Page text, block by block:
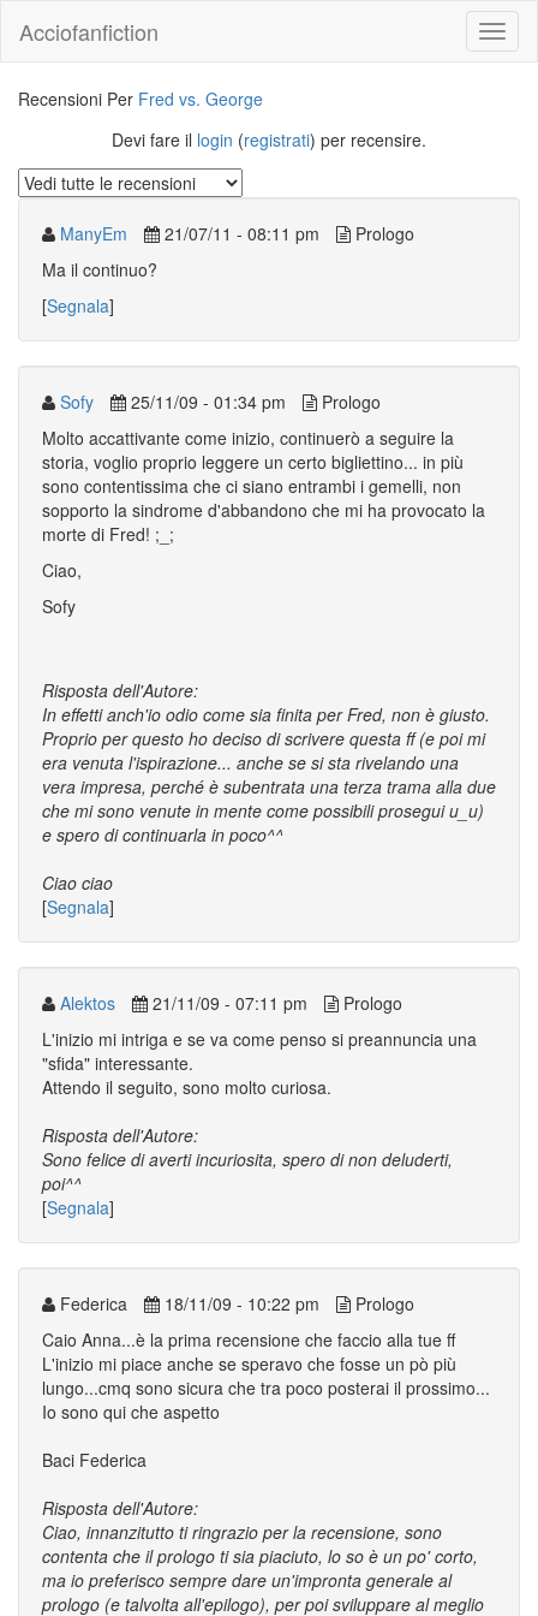
Acciofanfiction
Recensioni Per Fred vs. George
Devi fare il login (registrati) per recensire.
ManyEm 21/07/11 - 08:11 pm
Prologo
Ma il continuo?
[Segnala]
Sofy 25/11/09 - 01:34 pm
Prologo
Molto accattivante come inizio, continuerò a seguire la
storia, voglio proprio leggere un certo bigliettino... in più
sono contentissima che ci siano entrambi i gemelli, non
sopporto la sindrome d'abbandono che mi ha provocato la
morte di Fred! ;_;
Ciao,
Sofy
Risposta dell'Autore:
In effetti anch'io odio come sia finita per Fred, non è giusto.
Proprio per questo ho deciso di scrivere questa ff (e poi mi
era venuta l'ispirazione... anche se si sta rivelando una
vera impresa, perché è subentrata una terza trama alla due
che mi sono venute in mente come possibili prosegui u_u)
e spero di continuarla in poco^^
Ciao ciao
[Segnala]
Alektos 21/11/09 - 07:11 pm
Prologo
L'inizio mi intriga e se va come penso si preannuncia una
"sfida" interessante.
Attendo il seguito, sono molto curiosa.
Risposta dell'Autore:
Sono felice di averti incuriosita, spero di non deluderti,
poi^^
[Segnala]
Federica 18/11/09 - 10:22 pm
Prologo
Caio Anna...è la prima recensione che faccio alla tue ff
L'inizio mi piace anche se speravo che fosse un pò più
lungo...cmq sono sicura che tra poco posterai il prossimo...
Io sono qui che aspetto
Baci Federica
Risposta dell'Autore:
Ciao, innanzitutto ti ringrazio per la recensione, sono
contenta che il prologo ti sia piaciuto, lo so è un po' corto,
ma io preferisco sempre dare un'impronta generale al
prologo (e talvolta all'epilogo), per poi sviluppare al meglio